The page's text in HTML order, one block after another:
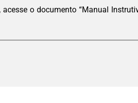
o documento “Manual